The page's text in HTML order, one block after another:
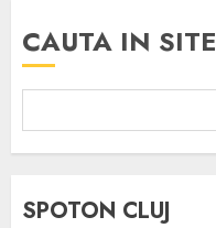
CAUTA IN SITE
SPOTON CLUJ